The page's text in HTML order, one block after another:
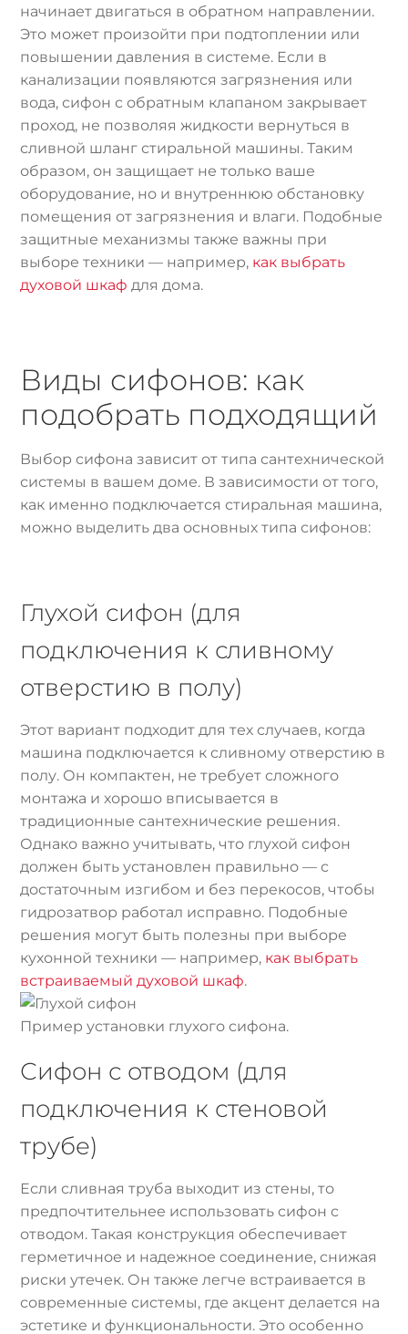
начинает двигаться в обратном направлении.
Это может произойти при подтоплении или
повышении давления в системе. Если в
канализации появляются загрязнения или
вода, сифон с обратным клапаном закрывает
проход, не позволяя жидкости вернуться в
сливной шланг стиральной машины. Таким
образом, он защищает не только ваше
оборудование, но и внутреннюю обстановку
помещения от загрязнения и влаги. Подобные
защитные механизмы также важны при
выборе техники — например, как выбрать
духовой шкаф для дома.
Виды сифонов: как
подобрать подходящий
Выбор сифона зависит от типа сантехнической
системы в вашем доме. В зависимости от того,
как именно подключается стиральная машина,
можно выделить два основных типа сифонов:
Глухой сифон (для
подключения к сливному
отверстию в полу)
Этот вариант подходит для тех случаев, когда
машина подключается к сливному отверстию в
полу. Он компактен, не требует сложного
монтажа и хорошо вписывается в
традиционные сантехнические решения.
Однако важно учитывать, что глухой сифон
должен быть установлен правильно — с
достаточным изгибом и без перекосов, чтобы
гидрозатвор работал исправно. Подобные
решения могут быть полезны при выборе
кухонной техники — например, как выбрать
встраиваемый духовой шкаф.
Пример установки глухого сифона.
Сифон с отводом (для
подключения к стеновой
трубе)
Если сливная труба выходит из стены, то
предпочтительнее использовать сифон с
отводом. Такая конструкция обеспечивает
герметичное и надежное соединение, снижая
риски утечек. Он также легче встраивается в
современные системы, где акцент делается на
эстетике и функциональности. Это особенно